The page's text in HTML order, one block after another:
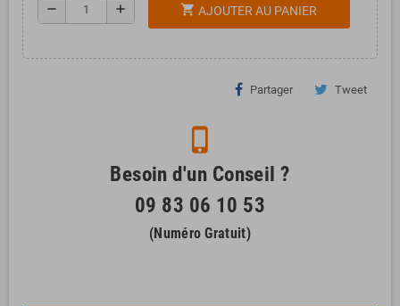
remove add shopping_cart AJOUTER AU PANIER
Partager Tweet
phone_iphone
Besoin d'un Conseil ?
09 83 06 10 53
(Numéro Gratuit)